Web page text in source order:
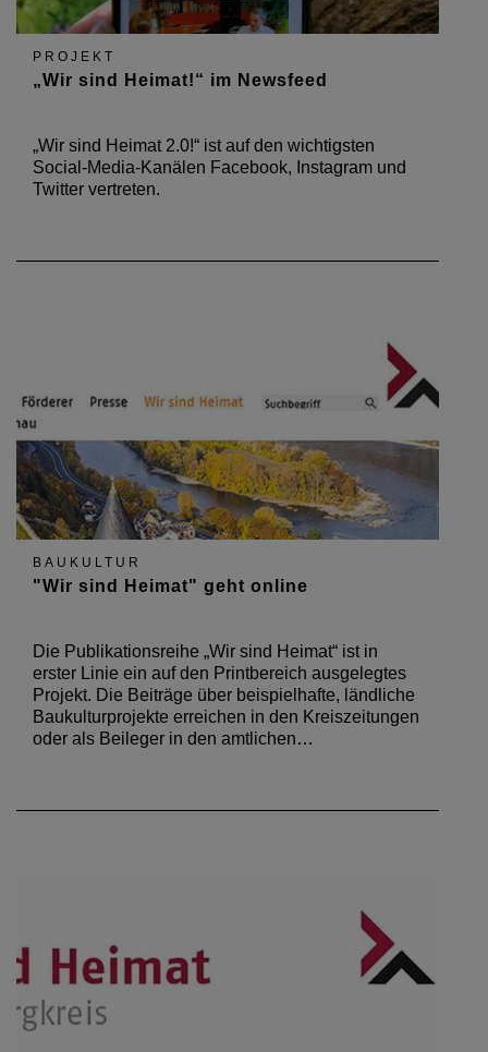
PROJEKT
„Wir sind Heimat!“ im Newsfeed
„Wir sind Heimat 2.0!“ ist auf den wichtigsten
Social-Media-Kanälen Facebook, Instagram und
Twitter vertreten.
BAUKULTUR
"Wir sind Heimat" geht online
Die Publikationsreihe „Wir sind Heimat“ ist in
erster Linie ein auf den Printbereich ausgelegtes
Projekt. Die Beiträge über beispielhafte, ländliche
Baukulturprojekte erreichen in den Kreiszeitungen
oder als Beileger in den amtlichen…